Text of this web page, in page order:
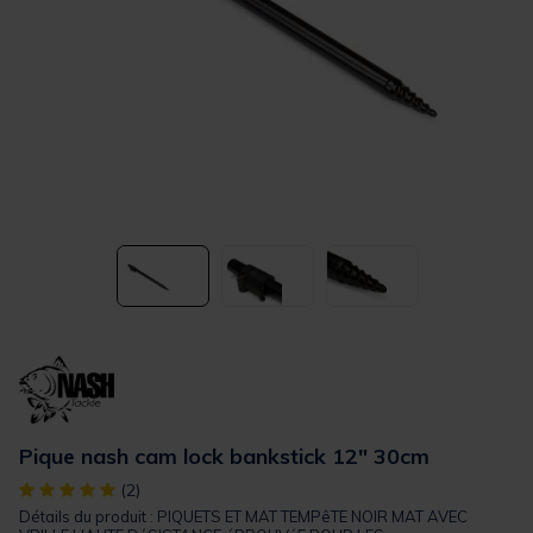
Pique nash cam lock bankstick 12" 30cm
[object Object] out of 5 Customer Rating
(2)
Détails du produit : PIQUETS ET MAT TEMPêTE NOIR MAT AVEC